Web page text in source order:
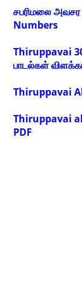
சபரிமலை
Numbers
Thiruppavai
பாடல்கள்
Thiruppavai
Thiruppavai
PDF